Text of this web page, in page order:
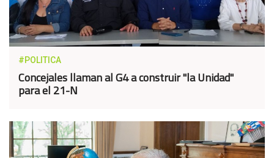
#POLITICA
Concejales llaman al G4 a construir "la Unidad"
para el 21-N